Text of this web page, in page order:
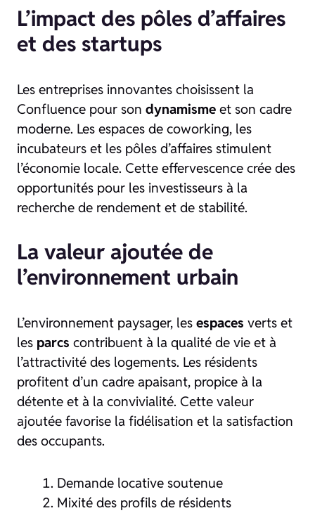
L’impact des pôles d’affaires
et des startups
Les entreprises innovantes choisissent la
Confluence pour son dynamisme et son cadre
moderne. Les espaces de coworking, les
incubateurs et les pôles d’affaires stimulent
l’économie locale. Cette effervescence crée des
opportunités pour les investisseurs à la
recherche de rendement et de stabilité.
La valeur ajoutée de
l’environnement urbain
L’environnement paysager, les espaces verts et
les parcs contribuent à la qualité de vie et à
l’attractivité des logements. Les résidents
profitent d’un cadre apaisant, propice à la
détente et à la convivialité. Cette valeur
ajoutée favorise la fidélisation et la satisfaction
des occupants.
Demande locative soutenue
Mixité des profils de résidents